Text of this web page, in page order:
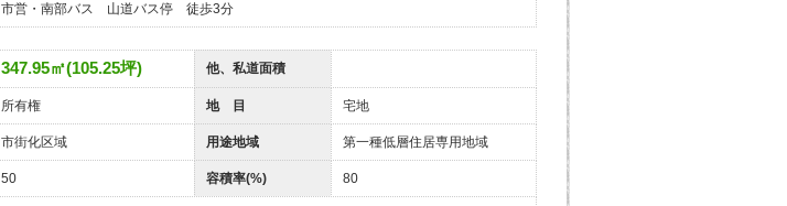
市営・南部バス 山道バス停 徒歩3分
347.95㎡(105.25坪) 他、私道面積
所有権 地 目 宅地
市街化区域 用途地域 第一種低層住居専用地域
50 容積率(%) 80